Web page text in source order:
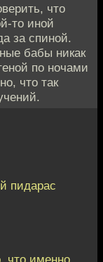
что
то иной
за спиной.
бабы никак
по ночами
что так
пидарас
что именно